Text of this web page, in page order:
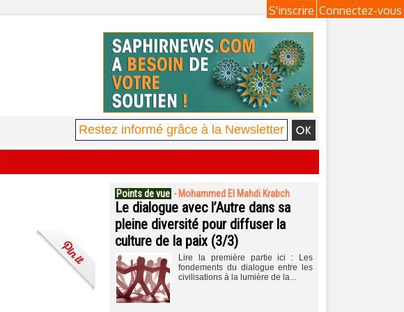
Connectez-vous
S'inscrire
Points de vue - Mohammed El Mahdi Krabch
Le dialogue avec l’Autre dans sa
pleine diversité pour diffuser la
culture de la paix (3/3)
Lire la première partie ici : Les
fondements du dialogue entre les
civilisations à la lumière de la...